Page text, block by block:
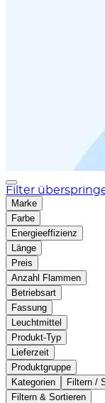
Filter
Marke
Farbe
Energieeffizienz
Länge
Preis
Anzahl Flammen
Betriebsart
Fassung
Leuchtmittel
Produkt-Typ
Lieferzeit
Produktgruppe
Kategorien
Filtern /
Filtern & Sortieren